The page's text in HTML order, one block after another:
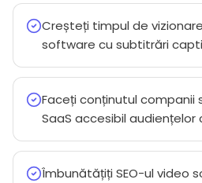
Creșteți timpul de
software cu subtitrări
Faceți conținutul companii
SaaS accesibil
Îmbunătățiți SEO-ul video